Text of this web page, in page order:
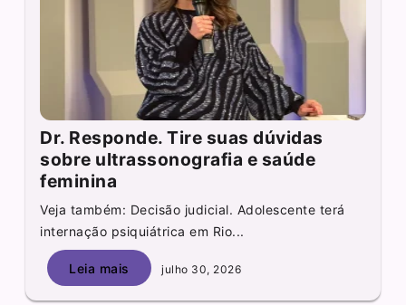
Dr. Responde. Tire suas dúvidas
sobre ultrassonografia e saúde
feminina
Veja também: Decisão judicial. Adolescente terá
internação psiquiátrica em Rio...
Leia mais julho 30, 2026